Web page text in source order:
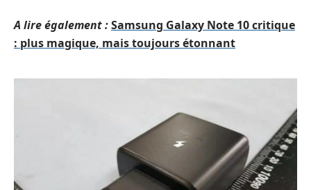
A lire également :Samsung Galaxy Note 10 critique
: plus magique, mais toujours étonnant